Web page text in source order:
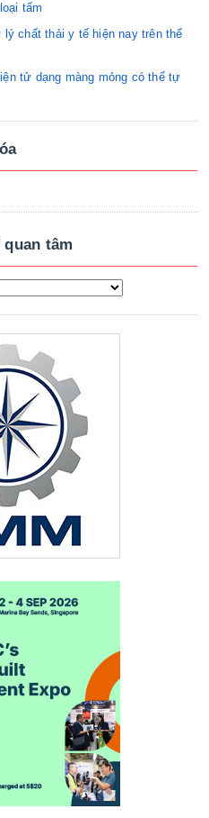
tấm
chất thải y tế hiện nay trên thế
tử dạng màng mỏng có thể tự
quan tâm